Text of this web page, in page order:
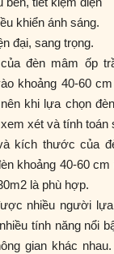
khiển ánh sáng.
đại, sang trọng.
đèn mâm ốp
khoảng 40-60
khi lựa chọn
xét và tính toán
kích thước của
khoảng 40-60 cm
là phù hợp.
nhiều người
tính năng nổi
gian khác